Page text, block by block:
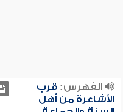
الفهرس:قرب
الأشاعرة من أهل